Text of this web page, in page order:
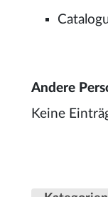
Andere
Keine